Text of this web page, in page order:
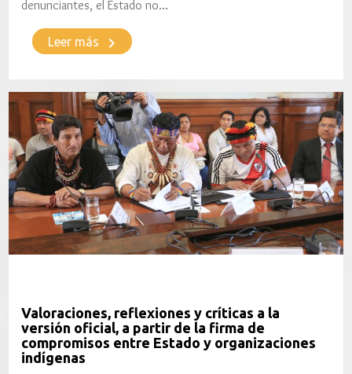
denunciantes, el Estado no…
Leer más keyboard_arrow_right
Valoraciones, reflexiones y críticas a la
versión oficial, a partir de la firma de
compromisos entre Estado y organizaciones
indígenas